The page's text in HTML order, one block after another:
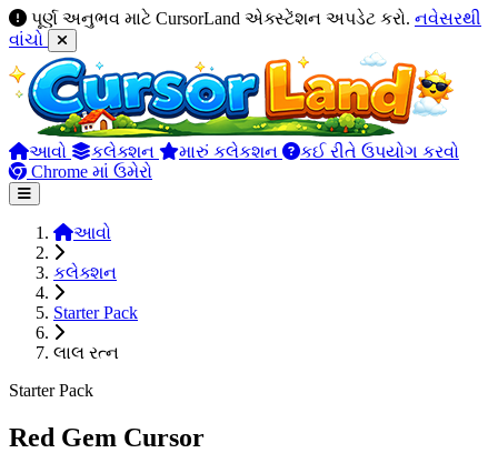
પૂર્ણ અનુભવ માટે CursorLand એક્સ્ટેંશન અપડેટ કરો. નવેસરથી
વાંચો
આવો કલેક્શન મારું કલેકશન
કઈ રીતે ઉપયોગ કરવો
Chrome માં ઉમેરો
આવો
કલેક્શન
Starter Pack
લાલ રત્ન
Starter Pack
Red Gem Cursor